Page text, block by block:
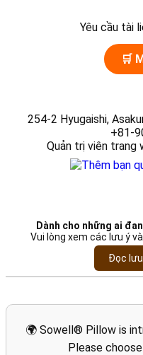
Yêu cầu tài
🛒
254-2 Hyugaishi,
+81-
Quản trị viên trang
Dành cho những ai
Vui lòng xem các lưu ý
Đọc
🌍 Sowell® Pillow is
Please